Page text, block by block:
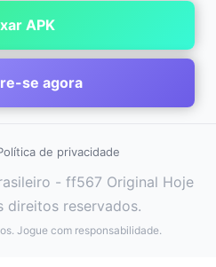
APK
se agora
de privacidade
- ff567 Original Hoje
direitos reservados.
Jogue com responsabilidade.